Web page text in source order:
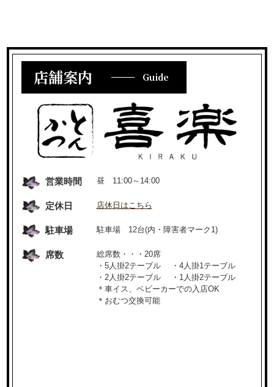
店舗案内 Guide
営業時間 昼 11:00～14:00
定休日 店休日はこちら
駐車場 駐車場 12台(内・障害者マーク1)
席数
総席数・・・20席
・5人掛2テーブル ・4人掛1テーブル
・2人掛2テーブル ・1人掛2テーブル
＊車イス、ベビーカーでの入店OK
＊おむつ交換可能